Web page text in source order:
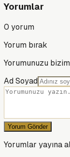
Yorumlar
0 yorum
Yorum bırak
Yorumunuzu
Ad Soyad
Yorum Gönder
Yorumlar yayına